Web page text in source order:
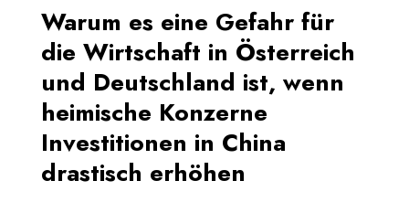
Warum es eine Gefahr für
die Wirtschaft in Österreich
und Deutschland ist, wenn
heimische Konzerne
Investitionen in China
drastisch erhöhen